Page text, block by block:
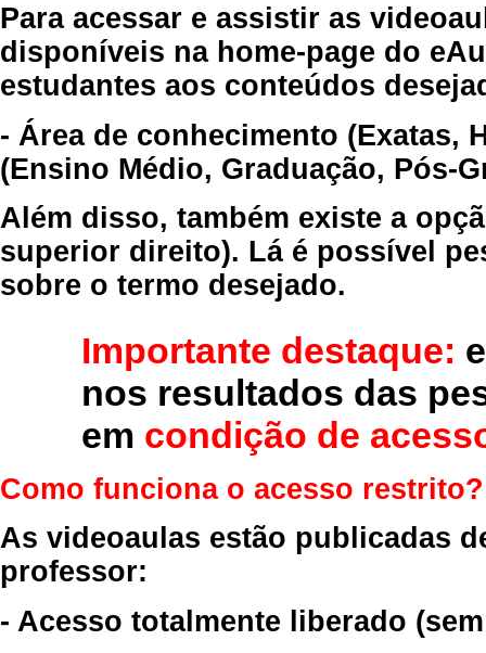
Para acessar e assistir as
disponíveis na home-page do
estudantes aos conteúdos
- Área de conhecimento (Exatas,
(Ensino Médio, Graduação, Pós-
Além disso, também existe a
superior direito). Lá é possível
sobre o termo desejado.
Importante destaque:
nos resultados das
em condição de
Como funciona o acesso restrito?
As videoaulas estão publicadas
professor:
- Acesso totalmente liberado